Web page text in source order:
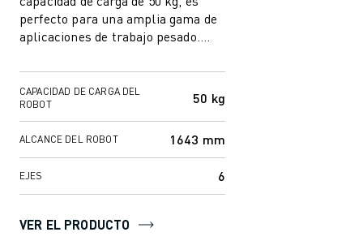
perfecto para una amplia gama de
aplicaciones de trabajo pesado.
CAPACIDAD DE CARGA DEL
ROBOT
50 kg
ALCANCE DEL ROBOT 1643 mm
EJES 6
VER EL PRODUCTO